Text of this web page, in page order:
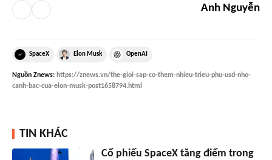
Anh Nguyễn
SpaceX Elon Musk OpenAI
Nguồn Znews: https://znews.vn/the-gioi-sap-co-them-nhieu-trieu-phu-usd-nho-
canh-bac-cua-elon-musk-post1658794.html
TIN KHÁC
Cổ phiếu SpaceX tăng điểm trong